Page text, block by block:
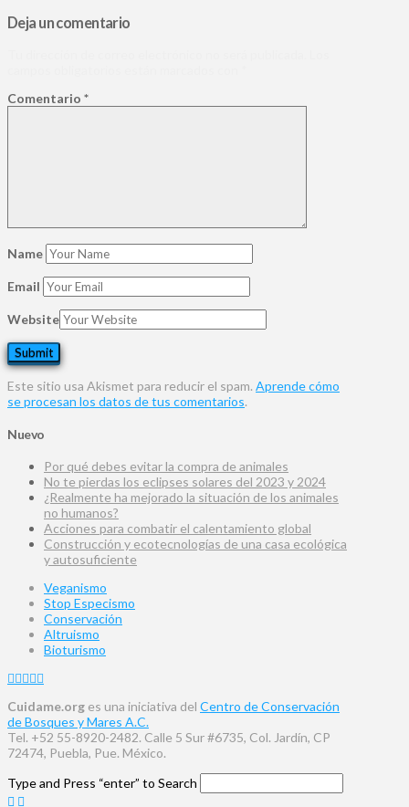
Deja un comentario
Comentario *
Name
Email
Website
Este sitio usa Akismet para reducir el spam. Aprende cómo
se procesan los datos de tus comentarios.
Nuevo
Por qué debes evitar la compra de animales
No te pierdas los eclipses solares del 2023 y 2024
¿Realmente ha mejorado la situación de los animales
no humanos?
Acciones para combatir el calentamiento global
Construcción y ecotecnologías de una casa ecológica
y autosuficiente
Veganismo
Stop Especismo
Conservación
Altruismo
Bioturismo
Cuidame.org es una iniciativa del Centro de Conservación
de Bosques y Mares A.C.
Tel. +52 55-8920-2482. Calle 5 Sur #6735, Col. Jardín, CP
72474, Puebla, Pue. México.
Type and Press “enter” to Search